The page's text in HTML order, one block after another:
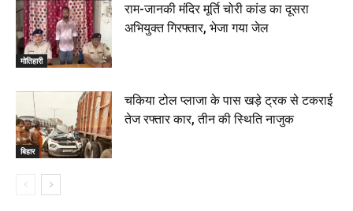
मोतिहारी
राम-जानकी मंदिर मूर्ति चोरी कांड का दूसरा
अभियुक्त गिरफ्तार, भेजा गया जेल
बिहार
चकिया टोल प्लाजा के पास खड़े ट्रक से टकराई
तेज रफ्तार कार, तीन की स्थिति नाजुक